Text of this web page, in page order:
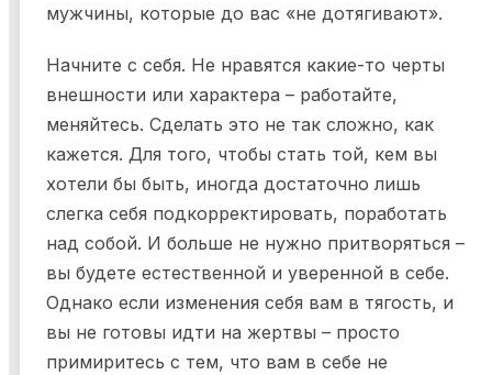
мужчины, которые до вас «не дотягивают».
Начните с себя. Не нравятся какие-то черты
внешности или характера – работайте,
меняйтесь. Сделать это не так сложно, как
кажется. Для того, чтобы стать той, кем вы
хотели бы быть, иногда достаточно лишь
слегка себя подкорректировать, поработать
над собой. И больше не нужно притворяться –
вы будете естественной и уверенной в себе.
Однако если изменения себя вам в тягость, и
вы не готовы идти на жертвы – просто
примиритесь с тем, что вам в себе не